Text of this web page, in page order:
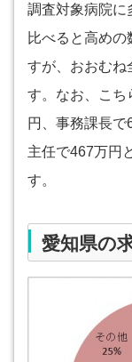
調査対象病院に
比べると高め
すが、おおむね
す。なお、こち
円、事務課長
主任で467万円
す。
愛知県の